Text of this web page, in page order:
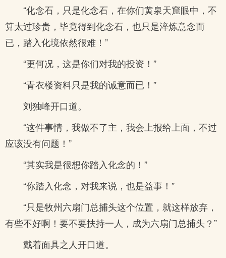
“化念石，只是化念石，在你们黄泉天窟眼中，不
算太过珍贵，毕竟得到化念石，也只是淬炼意念而
已，踏入化境依然很难！”
“更何况，这是你们对我的投资！”
“青衣楼资料只是我的诚意而已！”
刘独峰开口道。
“这件事情，我做不了主，我会上报给上面，不过
应该没有问题！”
“其实我是很想你踏入化念的！”
“你踏入化念，对我来说，也是益事！”
“只是牧州六扇门总捕头这个位置，就这样放弃，
有些不好啊！要不要扶持一人，成为六扇门总捕头？”
戴着面具之人开口道。